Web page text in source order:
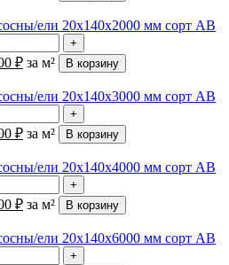
ели 20х140х2000 мм сорт АВ
+
₽ за м² В корзину
ели 20х140х3000 мм сорт АВ
+
₽ за м² В корзину
ели 20х140х4000 мм сорт АВ
+
₽ за м² В корзину
ели 20х140х6000 мм сорт АВ
+